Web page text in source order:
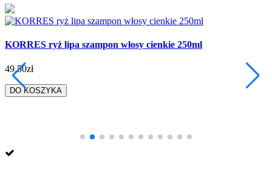
KORRES ryż lipa szampon włosy cienkie 250ml
49.50zł
DO KOSZYKA